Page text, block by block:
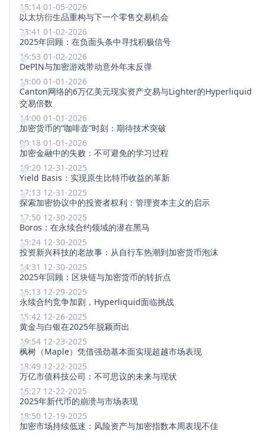
15:14 01-05-2026
以太坊衍生品重构与下一个零售交易机会
23:41 01-02-2026
2025年回顾：在负面头条中寻找积极信号
16:53 01-02-2026
DePIN与加密游戏带动意外年末反弹
18:00 01-01-2026
Canton网络的6万亿美元现实资产交易与Lighter的Hyperliquid
交易倍数
14:00 01-01-2026
加密货币的“咖啡壶”时刻：期待技术突破
00:18 01-01-2026
加密金融中的失败：不可避免的学习过程
19:20 12-31-2025
Yield Basis：实现原生比特币收益的革新
17:13 12-31-2025
探索加密协议中的投资者权利：管理资本主义的启示
17:50 12-30-2025
Boros：在永续合约领域的潜在黑马
15:24 12-30-2025
投资新兴科技的老故事：从自行车热潮到加密货币泡沫
14:31 12-30-2025
2025年回顾：区块链与加密货币的转折点
16:13 12-29-2025
永续合约竞争加剧，Hyperliquid面临挑战
15:42 12-26-2025
黄金与白银在2025年脱颖而出
19:54 12-23-2025
枫树（Maple）凭借强劲基本面实现超越市场表现
18:49 12-22-2025
万亿市值科技公司：不可思议的未来与现状
16:27 12-22-2025
2025年新代币的崩溃与市场表现
18:50 12-19-2025
加密市场持续低迷：风险资产与加密指数本周表现不佳